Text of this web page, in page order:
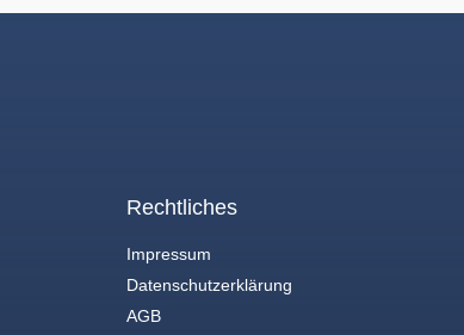
Rechtliches
Impressum
Datenschutzerklärung
AGB